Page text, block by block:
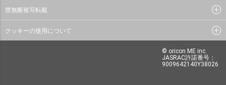
禁無断複写転載
クッキーの使用について
© oricon ME inc.
JASRAC許諾番号：
9009642140Y38026